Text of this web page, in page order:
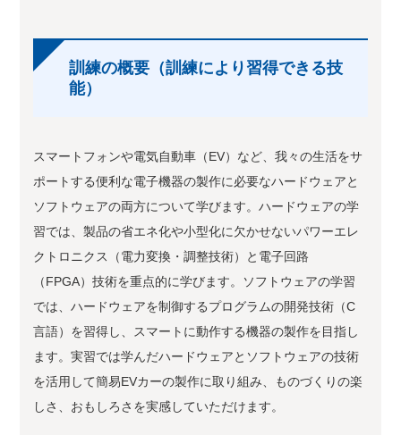
訓練の概要（訓練により習得できる技
能）
スマートフォンや電気自動車（EV）など、我々の生活をサ
ポートする便利な電子機器の製作に必要なハードウェアと
ソフトウェアの両方について学びます。ハードウェアの学
習では、製品の省エネ化や小型化に欠かせないパワーエレ
クトロニクス（電力変換・調整技術）と電子回路
（FPGA）技術を重点的に学びます。ソフトウェアの学習
では、ハードウェアを制御するプログラムの開発技術（C
言語）を習得し、スマートに動作する機器の製作を目指し
ます。実習では学んだハードウェアとソフトウェアの技術
を活用して簡易EVカーの製作に取り組み、ものづくりの楽
しさ、おもしろさを実感していただけます。